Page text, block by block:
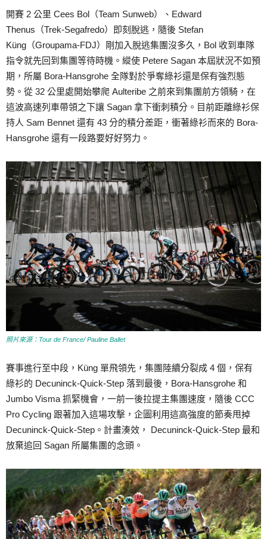
開賽 2 公里 Cees Bol（Team Sunweb）、Edward
Thenus（Trek-Segafredo）即刻脫逃，隨後 Stefan
Küng（Groupama-FDJ）剛加入脫逃集團沒多久，Bol 收到車隊
指令就先回到集團等待時機。縱使 Petere Sagan 本屆狀況不如預
期，所屬 Bora-Hansgrohe 全隊對於爭奪綠衫還是保有強烈態
勢。從 32 公里處開始攀爬 Aulteribe 之前來到集團前方領騎，在
這波高速列車帶領之下讓 Sagan 拿下衝刺積分。目前距離綠衫保
持人 Sam Bennet 還有 43 分的積分差距，衝著綠衫而來的 Bora-
Hansgrohe 還有一段路要好好努力。
照片來源：Tour de France/ Pauline Ballet
賽事進行至中段，Küng 單飛領先，集團陸續分裂成 4 個，保有
綠衫的 Decuninck-Quick-Step 落到最後，Bora-Hansgrohe 和
Jumbo Visma 抓緊機會，一前一後拉提主集團速度，隨後 CCC
Pro Cycling 跟著加入這場攻擊，企圖利用這高強度的節奏甩掉
Decuninck-Quick-Step。計畫湊效， Decuninck-Quick-Step 最和
放棄追回 Sagan 所屬集團的念頭。